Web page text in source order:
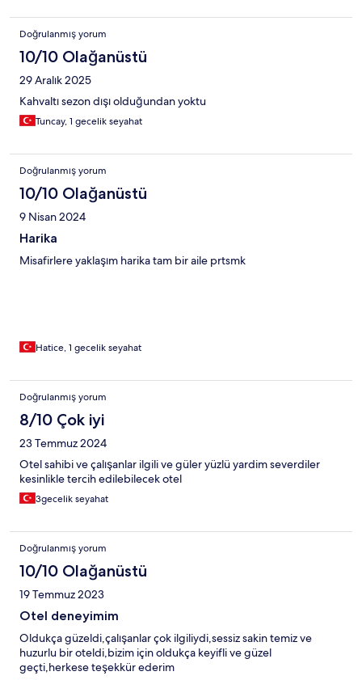
Doğrulanmış yorum
10/10 Olağanüstü
29 Aralık 2025
Kahvaltı sezon dışı olduğundan yoktu
Tuncay, 1 gecelik seyahat
Doğrulanmış yorum
10/10 Olağanüstü
9 Nisan 2024
Harika
Misafirlere yaklaşım harika tam bir aile prtsmk
Hatice, 1 gecelik seyahat
Doğrulanmış yorum
8/10 Çok iyi
23 Temmuz 2024
Otel sahibi ve çalışanlar ilgili ve güler yüzlü yardim severdiler
kesinlikle tercih edilebilecek otel
3gecelik seyahat
Doğrulanmış yorum
10/10 Olağanüstü
19 Temmuz 2023
Otel deneyimim
Oldukça güzeldi,çalışanlar çok ilgiliydi,sessiz sakin temiz ve
huzurlu bir oteldi,bizim için oldukça keyifli ve güzel
geçti,herkese teşekkür ederim